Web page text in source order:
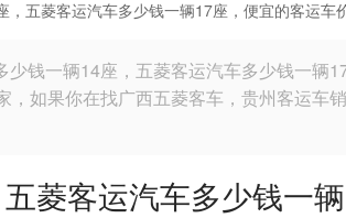
，五菱客运汽车多少钱一辆17座，便宜的客运车
钱一辆14座，五菱客运汽车多少钱一辆
如果你在找广西五菱客车，贵州客运车
菱客运汽车多少钱一